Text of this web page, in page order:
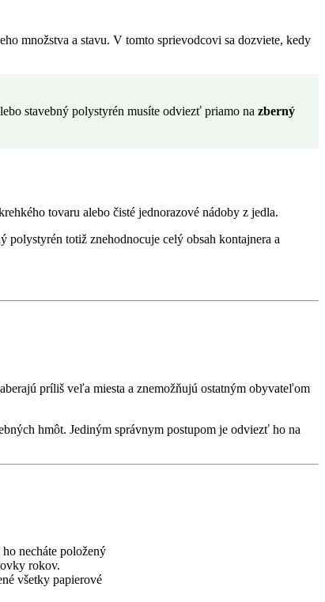
množstva a stavu. V tomto sprievodcovi sa dozviete, kedy
stavebný polystyrén musíte odviezť priamo na zberný
tovaru alebo čisté jednorazové nádoby z jedla.
polystyrén totiž znehodnocuje celý obsah kontajnera a
príliš veľa miesta a znemožňujú ostatným obyvateľom
hmôt. Jediným správnym postupom je odviezť ho na
necháte položený
rokov.
všetky papierové